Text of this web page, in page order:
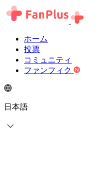
ホーム
投票
コミュニティ
ファンフィク
日本語